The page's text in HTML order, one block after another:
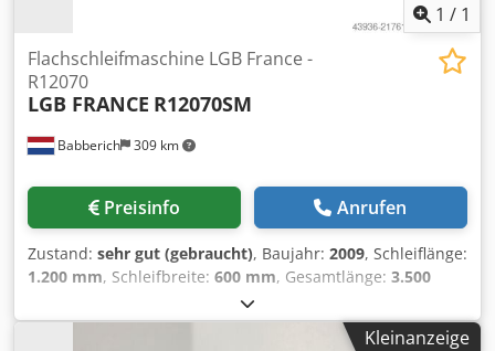
1 / 1
Babberich 309 km
Flachschleifmaschine LGB France -
R12070
LGB FRANCE R12070SM
Preisinfo Anrufen
Zustand: sehr gut (gebraucht), Baujahr: 2009, Schleiflänge:
1.200 mm, Schleifbreite: 600 mm, Gesamtlänge: 3.500
1.875 mm, Vorschublänge X-Achse:
1.320 mm, Vorschublänge Y-Achse:730 mm,
Kleinanzeige